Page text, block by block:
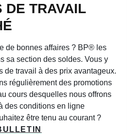
DE TRAVAIL
de bonnes affaires ? BP® les
sa section des soldes. Vous y
de travail à des prix avantageux.
régulièrement des promotions
cours desquelles nous offrons
des conditions en ligne
être tenu au courant ?